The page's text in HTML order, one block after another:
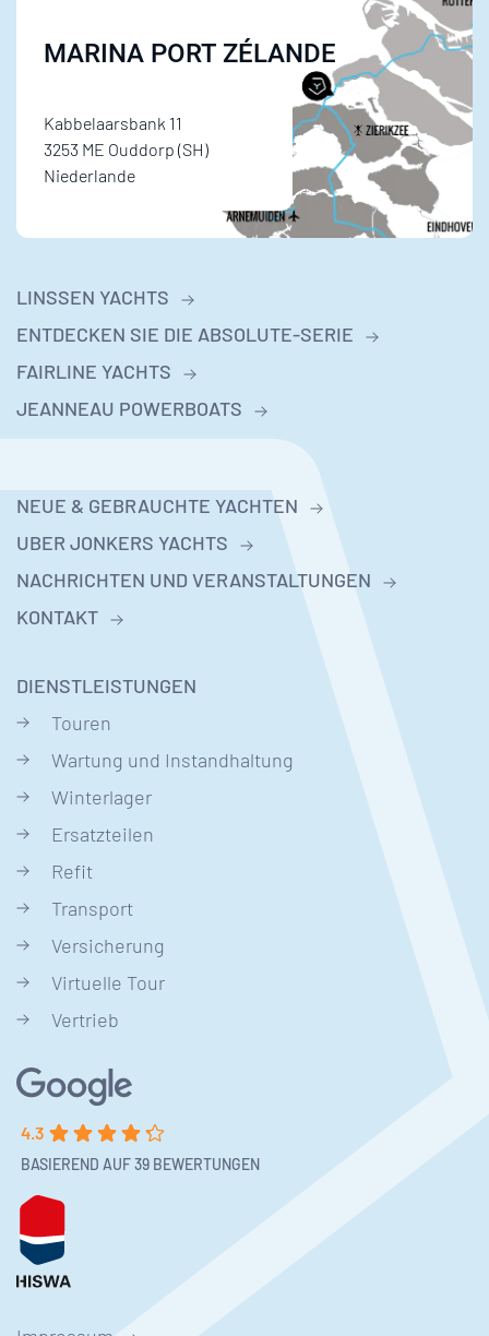
MARINA PORT ZÉLANDE
Kabbelaarsbank 11
3253 ME Ouddorp (SH)
Niederlande
LINSSEN YACHTS
ENTDECKEN SIE DIE ABSOLUTE-SERIE
FAIRLINE YACHTS
JEANNEAU POWERBOATS
NEUE & GEBRAUCHTE YACHTEN
UBER JONKERS YACHTS
NACHRICHTEN UND VERANSTALTUNGEN
KONTAKT
DIENSTLEISTUNGEN
Touren
Wartung und Instandhaltung
Winterlager
Ersatzteilen
Refit
Transport
Versicherung
Virtuelle Tour
Vertrieb
4.3
BASIEREND AUF 39 BEWERTUNGEN